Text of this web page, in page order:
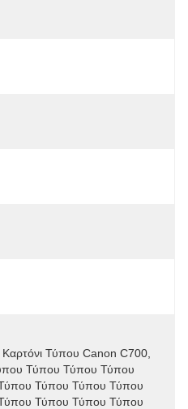
Καρτόνι Τύπου Canon C700
Τύπου Τύπου Τύπου
Τύπου Τύπου Τύπου
Τύπου Τύπου Τύπου